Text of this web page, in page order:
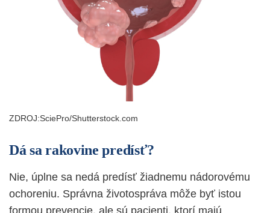
ZDROJ:SciePro/Shutterstock.com
Dá sa rakovine predísť?
Nie, úplne sa nedá predísť žiadnemu nádorovému
ochoreniu. Správna životospráva môže byť istou
formou prevencie, ale sú pacienti, ktorí majú